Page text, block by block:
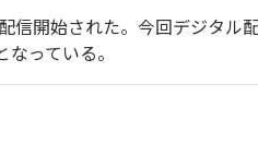
配信開始された。今回デジタル
なっている。